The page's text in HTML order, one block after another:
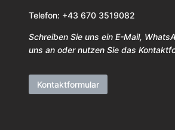
Telefon: +43 670 3519082
Schreiben Sie uns ein E-Mail,
uns an oder nutzen Sie das
Kontaktformular